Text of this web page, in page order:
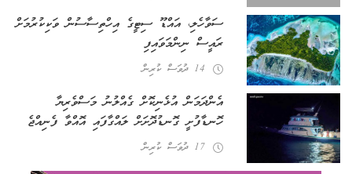
ސަވާހެލި، އައްޑޫ ސިޓީގެ އިހްތިސާސުން ވަކިކުރުމަށް
ރައީސް ނިންމަވައިފި
14 ދުވަސް ކުރިން
އެންދަމަން އުޅެނިކޮށް ގެއްލުނު މަސްވެރިޔާ
ހޮނޑާފުށީ ގޮނޑުދޮށަށް ލައްގާފައި އޮއްވާ ފެނިއްޖެ
17 ދުވަސް ކުރިން